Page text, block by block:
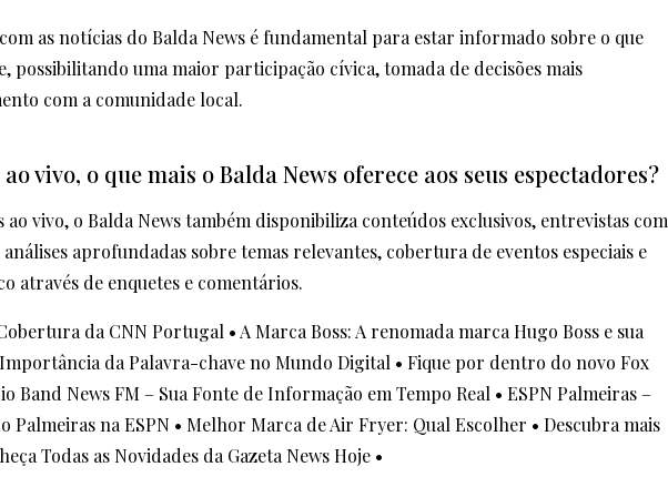
as notícias do Balda News é fundamental para estar informado sobre o que
possibilitando uma maior participação cívica, tomada de decisões mais
com a comunidade local.
vivo, o que mais o Balda News oferece aos seus espectadores?
ao vivo, o Balda News também disponibiliza conteúdos exclusivos, entrevistas com
aprofundadas sobre temas relevantes, cobertura de eventos especiais e
através de enquetes e comentários.
da CNN Portugal • A Marca Boss: A renomada marca Hugo Boss e sua
da Palavra-chave no Mundo Digital • Fique por dentro do novo Fox
Band News FM – Sua Fonte de Informação em Tempo Real • ESPN Palmeiras –
Palmeiras na ESPN • Melhor Marca de Air Fryer: Qual Escolher • Descubra mais
Todas as Novidades da Gazeta News Hoje •